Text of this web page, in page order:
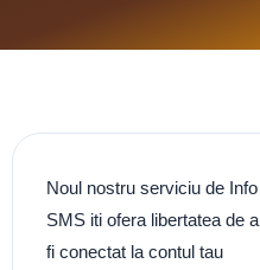
Noul nostru serviciu de Info
SMS iti ofera libertatea de a
fi conectat la contul tau